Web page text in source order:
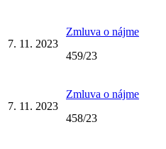
7. 11. 2023
Zmluva o nájme
459/23
7. 11. 2023
Zmluva o nájme
458/23